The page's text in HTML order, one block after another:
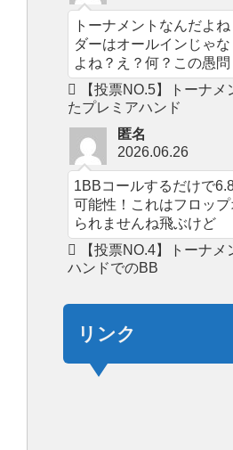
トーナメントなんだよ
ダーはオールインじゃ
よね？え？何？この愚問
【投票NO.5】トーナメ
たプレミアハンド
匿名
2026.06.26
1BBコールするだけで
可能性！これはフロッ
られませんね飛ぶけど
【投票NO.4】トーナ
ハンドでのBB
リンク